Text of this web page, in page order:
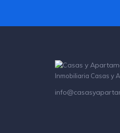
Inmobiliaria Casas y